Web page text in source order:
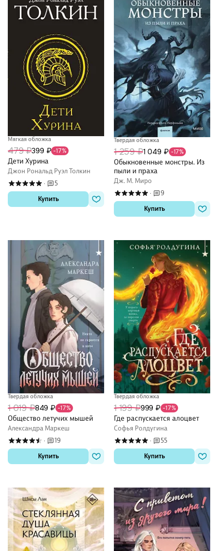
Мягкая обложка
479 ₽399 ₽ -17%
Дети Хурина
Джон Рональд Руэл Толкин
·
5
Купить
Твердая обложка
1 259 ₽1 049 ₽ -17%
Обыкновенные монстры. Из
пыли и праха
Дж. М. Миро
·
9
Купить
Твердая обложка
1 019 ₽849 ₽ -17%
Общество летучих мышей
Александра Маркеш
·
19
Купить
Твердая обложка
1 199 ₽999 ₽ -17%
Где распускается алоцвет
Софья Ролдугина
·
55
Купить